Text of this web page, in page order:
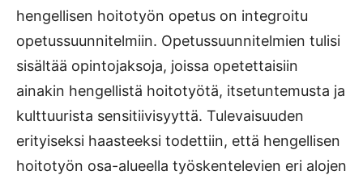
hengellisen hoitotyön opetus on integroitu
opetussuunnitelmiin. Opetussuunnitelmien tulisi
sisältää opintojaksoja, joissa opetettaisiin
ainakin hengellistä hoitotyötä, itsetuntemusta ja
kulttuurista sensitiivisyyttä. Tulevaisuuden
erityiseksi haasteeksi todettiin, että hengellisen
hoitotyön osa-alueella työskentelevien eri alojen